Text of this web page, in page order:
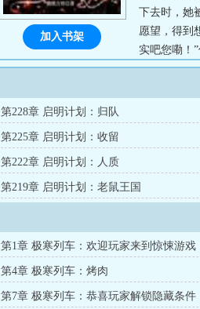
下去时，她
愿望，得到
实吧您嘞！
这不符合标
加入书架
第228章 启明计划：归队
第225章 启明计划：收留
第222章 启明计划：人质
第219章 启明计划：老鼠王国
第1章 极寒列车：欢迎玩家来到惊悚游戏
第4章 极寒列车：烤肉
第7章 极寒列车：恭喜玩家解锁隐藏条件